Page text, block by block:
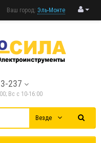
Ваш город: Эль-Монте
237
Вс с 10-16:00
Везде